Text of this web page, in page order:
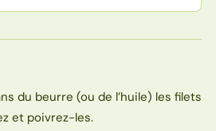
du beurre (ou de l’huile) les filets
et poivrez-les.